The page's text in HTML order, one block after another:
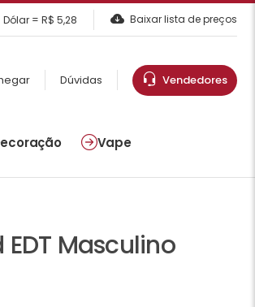
Dólar = R$ 5,28 Baixar lista de preços
Dúvidas Vendedores
Vape
Masculino